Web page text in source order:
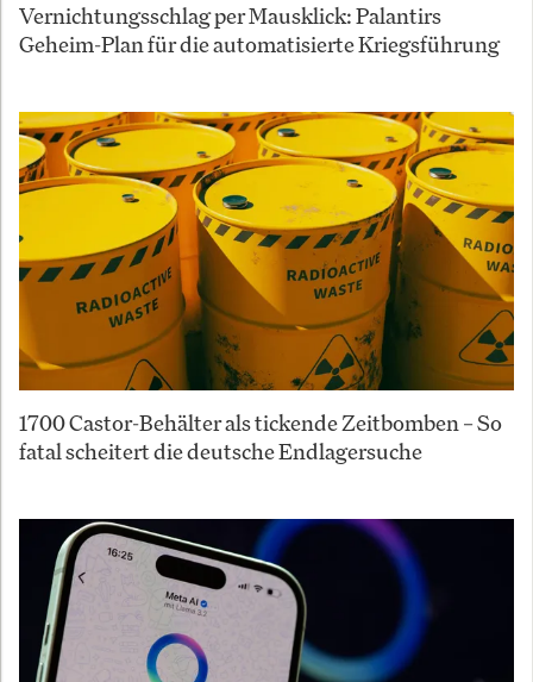
Vernichtungsschlag per Mausklick: Palantirs
Geheim-Plan für die automatisierte Kriegsführung
1700 Castor-Behälter als tickende Zeitbomben – So
fatal scheitert die deutsche Endlagersuche